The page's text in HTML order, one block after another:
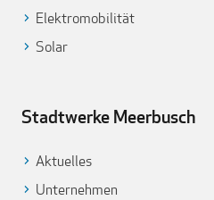
Elektromobilität
Solar
Stadtwerke Meerbusch
Aktuelles
Unternehmen